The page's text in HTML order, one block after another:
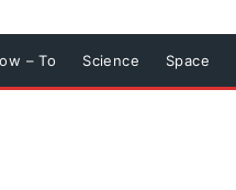
– To Science Space